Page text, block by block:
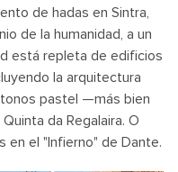
de hadas en Sintra,
de la humanidad, a un
está repleta de edificios
la arquitectura
pastel —más bien
da Regalaira. O
en el "Infierno" de Dante.